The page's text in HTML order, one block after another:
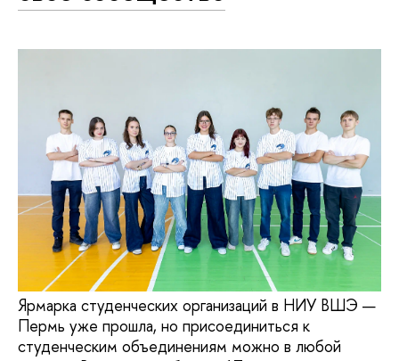
Ярмарка студенческих организаций в НИУ ВШЭ —
Пермь уже прошла, но присоединиться к
студенческим объединениям можно в любой